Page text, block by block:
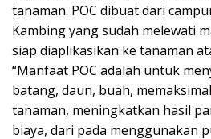
tanaman. POC dibuat dari
Kambing yang sudah melewati
siap diaplikasikan ke tanaman
“Manfaat POC adalah untuk
batang, daun, buah,
tanaman, meningkatkan hasil
biaya, dari pada menggunakan